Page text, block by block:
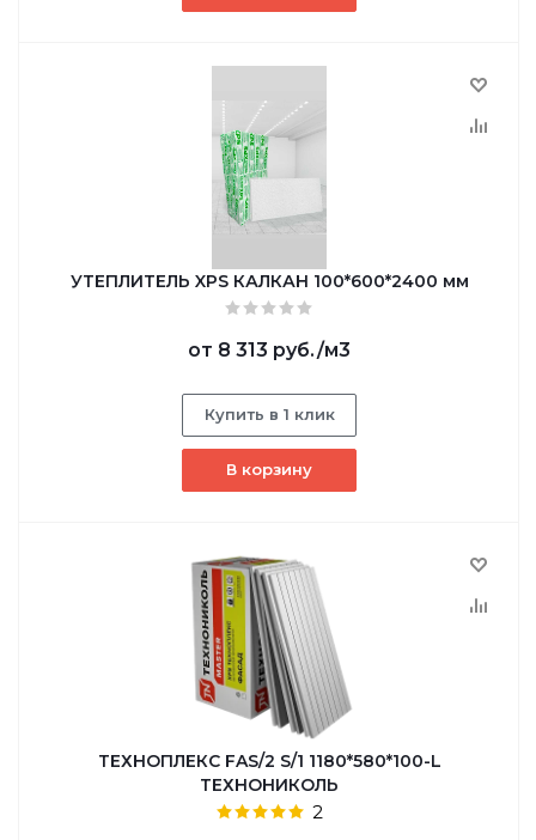
УТЕПЛИТЕЛЬ XPS КАЛКАН 100*600*2400 мм
от 8 313 руб./м3
Купить в 1 клик
В корзину
ТЕХНОПЛЕКС FAS/2 S/1 1180*580*100-L
ТЕХНОНИКОЛЬ
2